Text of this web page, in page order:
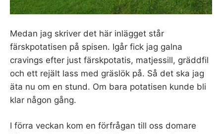
Medan jag skriver det här inlägget står
färskpotatisen på spisen. Igår fick jag galna
cravings efter just färskpotatis, matjessill, gräddfil
och ett rejält lass med gräslök på. Så det ska jag
äta nu om en stund. Om bara potatisen kunde bli
klar någon gång.
I förra veckan kom en förfrågan till oss domare